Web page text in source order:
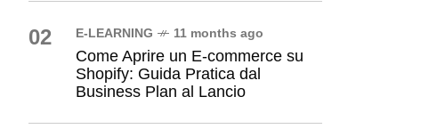
02 E-LEARNING 11 months ago
Come Aprire un E-commerce su
Shopify: Guida Pratica dal
Business Plan al Lancio